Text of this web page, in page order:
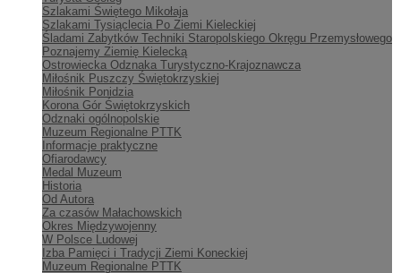
Szlakami Świętego Mikołaja
Szlakami Tysiąclecia Po Ziemi Kieleckiej
Śladami Zabytków Techniki Staropolskiego Okręgu Przemysłowego
Poznajemy Ziemię Kielecką
Ostrowiecka Odznaka Turystyczno-Krajoznawcza
Miłośnik Puszczy Świętokrzyskiej
Miłośnik Ponidzia
Korona Gór Świętokrzyskich
Odznaki ogólnopolskie
Muzeum Regionalne PTTK
Informacje praktyczne
Ofiarodawcy
Medal Muzeum
Historia
Od Autora
Za czasów Małachowskich
Okres Międzywojenny
W Polsce Ludowej
Izba Pamięci i Tradycji Ziemi Koneckiej
Muzeum Regionalne PTTK